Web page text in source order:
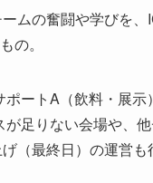
ムの奮闘や学びを
の。
ートA（飲料・展
足りない会場や、
（最終日）の運営も